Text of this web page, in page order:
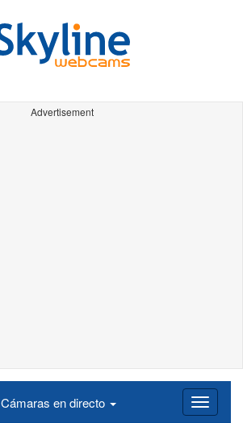
Advertisement
Cámaras en directo